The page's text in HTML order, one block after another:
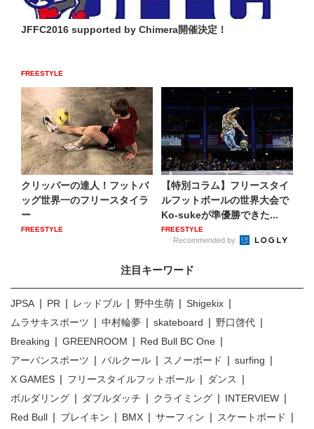
JFFC2016 supported by Chimera開催決定！
FREESTYLE
クリッパーの達人！フットバ
ッグ世界一のフリースタイラ
ー
FREESTYLE
【特別コラム】フリースタイ
ルフットボールの世界大会で
Ko-sukeが準優勝できた...
FREESTYLE
Recommended by
注目キーワード
JPSA PR レッドブル 野中生萌
Shigekix
ムラサキスポーツ
中村輪夢 skateboard
野口啓代
Breaking
GREENROOM
Red Bull BC One
アーバンスポーツ
パルクール スノーボード
surfing
X GAMES
フリースタイルフットボール
ダンス
ボルダリング
ダブルダッチ クライミング
INTERVIEW
Red Bull
ブレイキン BMX サーフィン
スケートボード